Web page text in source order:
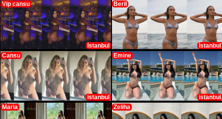
Vip cansu
İstanbul
Beril
İstanbul
Cansu
istanbul
Emine
istanbul
Maria
Zeliha